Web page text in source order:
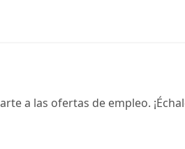
a las ofertas de empleo.